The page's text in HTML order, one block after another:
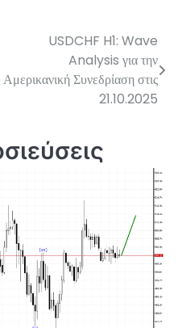
USDCHF H1: Wave
Analysis για την
Αμερικανική Συνεδρίαση στις
21.10.2025